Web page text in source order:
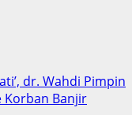
dr. Wahdi Pimpin
Korban Banjir